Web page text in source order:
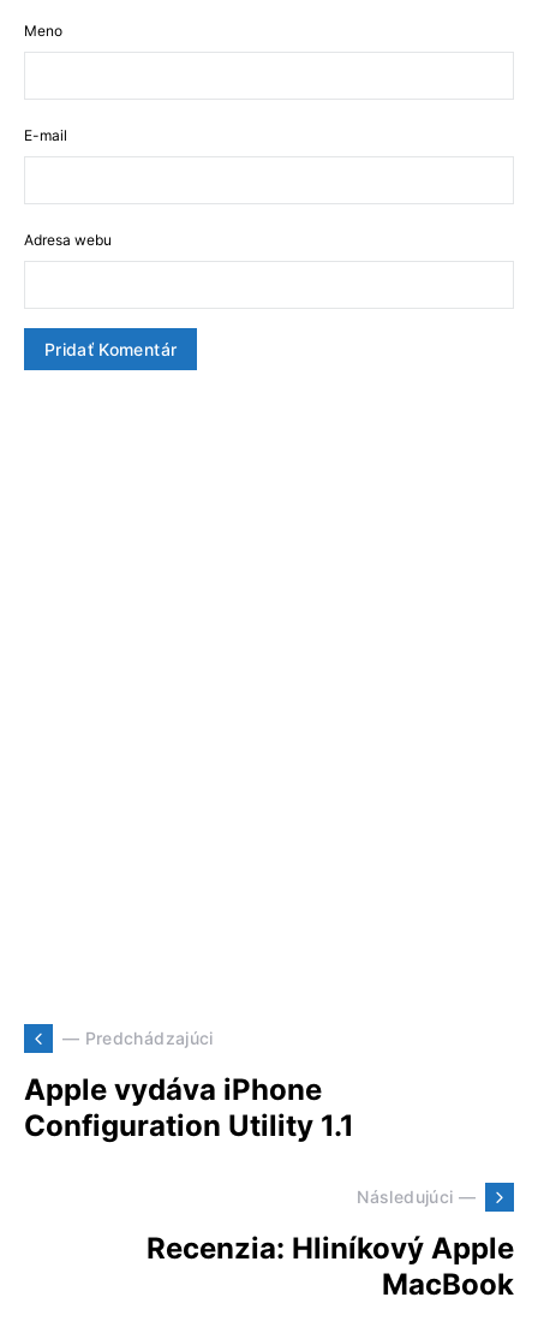
Meno
E-mail
Adresa webu
— Predchádzajúci
Apple vydáva iPhone
Configuration Utility 1.1
Následujúci —
Recenzia: Hliníkový Apple
MacBook